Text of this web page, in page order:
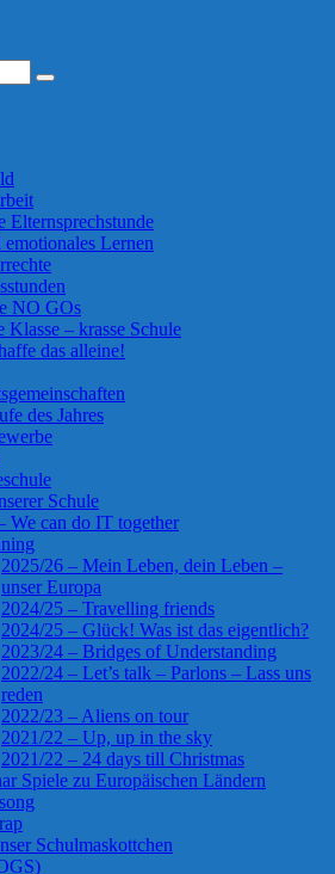
Moers
Elternsprechstunde
emotionales Lernen
NO GOs
Klasse – krasse Schule
das alleine!
des Jahres
Schule
We can do IT together
2025/26 – Mein Leben, dein Leben –
unser Europa
2024/25 – Travelling friends
2024/25 – Glück! Was ist das eigentlich?
2023/24 – Bridges of Understanding
2022/24 – Let’s talk – Parlons – Lass uns
reden
2022/23 – Aliens on tour
2021/22 – Up, up in the sky
2021/22 – 24 days till Christmas
Spiele zu Europäischen Ländern
Schulmaskottchen